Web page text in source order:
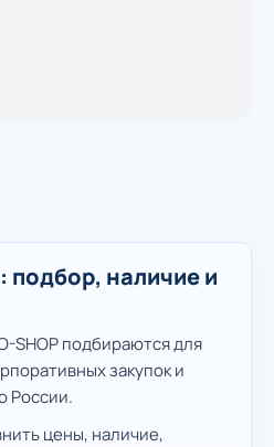
наличие и
SHOP подбираются для
закупок и
России.
цены, наличие,